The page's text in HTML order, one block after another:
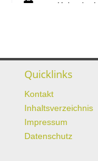
Quicklinks
Kontakt
Inhaltsverzeichnis
Impressum
Datenschutz